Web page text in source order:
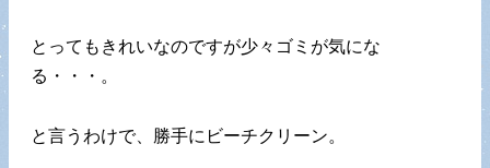
とってもきれいなのですが少々ゴミが気にな
る・・・。
と言うわけで、勝手にビーチクリーン。